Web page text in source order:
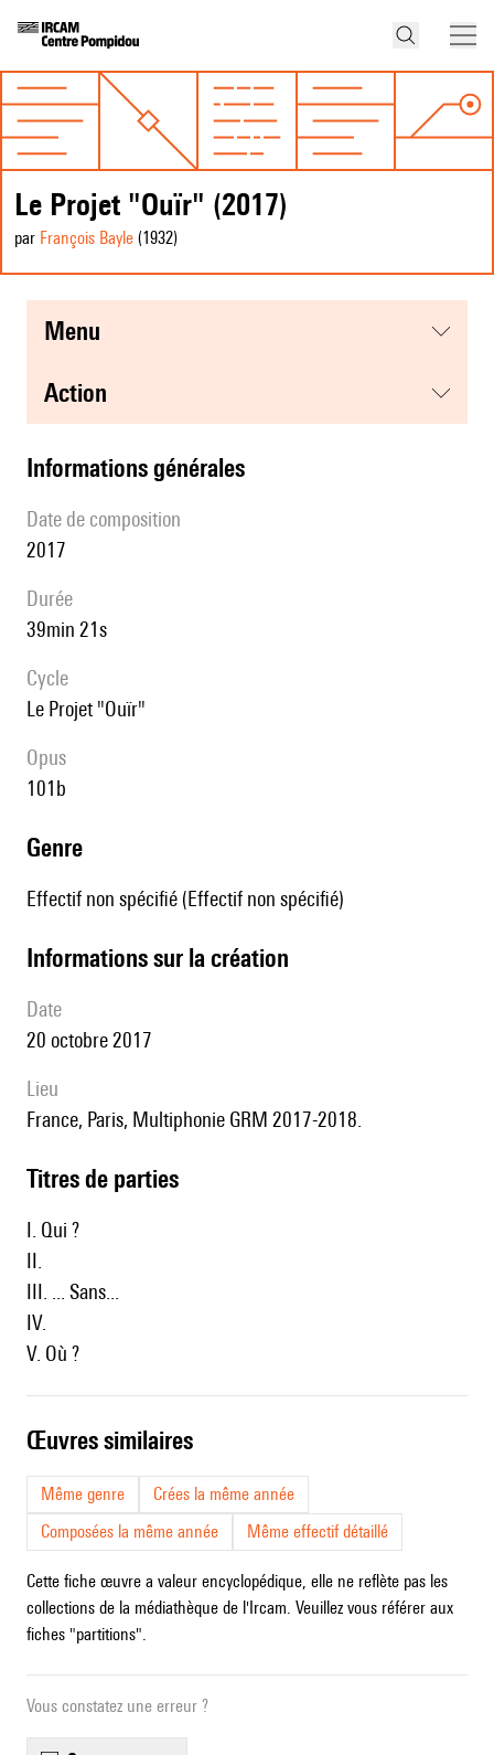
Le Projet "Ouïr" (2017)
par François Bayle (1932)
menu
action
informations générales
date de composition
2017
durée
39min 21s
Cycle
Le Projet "Ouïr"
Opus
101b
genre
Effectif non spécifié (Effectif non spécifié)
informations sur la création
date
20 octobre 2017
lieu
France, Paris, Multiphonie GRM 2017-2018.
Titres de parties
I. Qui ?
II.
III. ... Sans...
IV.
V. Où ?
œuvres similaires
Même genre
Crées la même année
Composées la même année
Même effectif détaillé
Cette fiche œuvre a valeur encyclopédique, elle ne reflète pas les
collections de la médiathèque de l'Ircam. Veuillez vous référer aux
fiches "partitions".
Vous constatez une erreur ?